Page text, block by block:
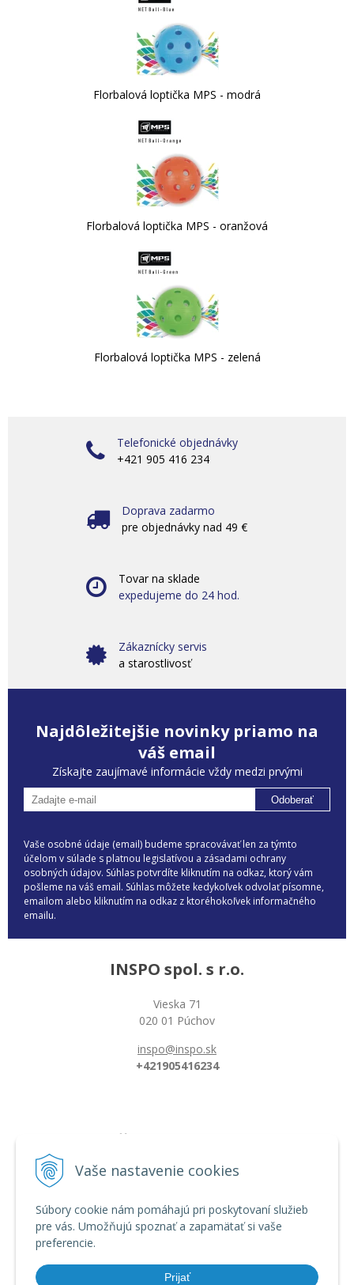
Vaše nastavenie cookies
Súbory cookie nám pomáhajú pri poskytovaní služieb
pre vás. Umožňujú spoznať a zapamätať si vaše
preferencie.
Prijať
Florbalová loptička MPS - modrá
Florbalová loptička MPS - oranžová
Florbalová loptička MPS - zelená
Telefonické objednávky
+421 905 416 234
Doprava zadarmo
pre objednávky nad 49 €
Tovar na sklade
expedujeme do 24 hod.
Zákaznícky servis
a starostlivosť
Najdôležitejšie novinky priamo na
váš email
Získajte zaujímavé informácie vždy medzi prvými
Odoberať
Vaše osobné údaje (email) budeme spracovávať len za týmto
účelom v súlade s platnou legislatívou a zásadami ochrany
osobných údajov. Súhlas potvrdíte kliknutím na odkaz, ktorý vám
pošleme na váš email. Súhlas môžete kedykoľvek odvolať písomne,
emailom alebo kliknutím na odkaz z ktoréhokoľvek informačného
emailu.
INSPO spol. s r.o.
Vieska 71
020 01 Púchov
inspo@inspo.sk
+421905416234
Všetko o nákupe
Možnosti platby a doprava
Dĺžka florbalovej hokejky